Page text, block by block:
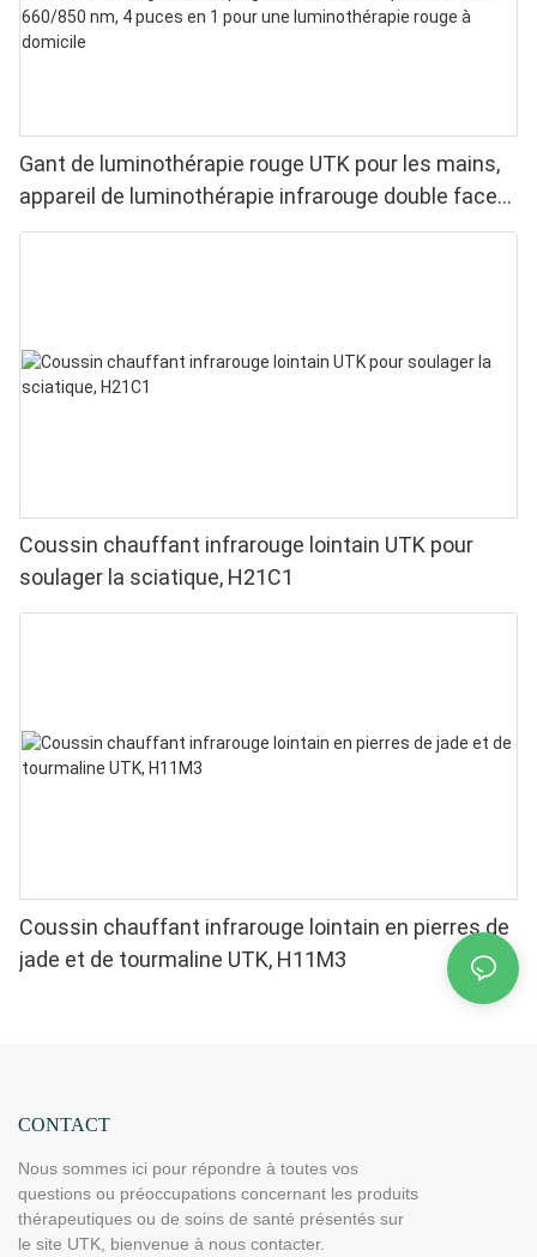
Gant de luminothérapie rouge UTK pour les mains,
appareil de luminothérapie infrarouge double face
pour soulager les douleurs aux doigts et aux
Coussin chauffant infrarouge lointain UTK pour
soulager la sciatique, H21C1
Coussin chauffant infrarouge lointain en pierres de
jade et de tourmaline UTK, H11M3
CONTACT
Nous sommes ici pour répondre à toutes vos
questions ou préoccupations concernant les produits
thérapeutiques ou de soins de santé présentés sur
le site UTK, bienvenue à nous contacter.